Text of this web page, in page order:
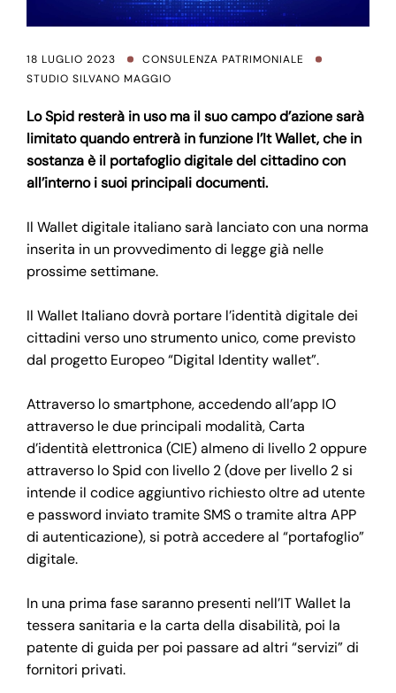
18 LUGLIO 2023
CONSULENZA PATRIMONIALE
STUDIO SILVANO MAGGIO
Lo Spid resterà in uso ma il suo campo d’azione sarà
limitato quando entrerà in funzione l’It Wallet, che in
sostanza è il portafoglio digitale del cittadino con
all’interno i suoi principali documenti.
Il Wallet digitale italiano sarà lanciato con una norma
inserita in un provvedimento di legge già nelle
prossime settimane.
Il Wallet Italiano dovrà portare l’identità digitale dei
cittadini verso uno strumento unico, come previsto
dal progetto Europeo “Digital Identity wallet”.
Attraverso lo smartphone, accedendo all’app IO
attraverso le due principali modalità, Carta
d’identità elettronica (CIE) almeno di livello 2 oppure
attraverso lo Spid con livello 2 (dove per livello 2 si
intende il codice aggiuntivo richiesto oltre ad utente
e password inviato tramite SMS o tramite altra APP
di autenticazione), si potrà accedere al “portafoglio”
digitale.
In una prima fase saranno presenti nell’IT Wallet la
tessera sanitaria e la carta della disabilità, poi la
patente di guida per poi passare ad altri “servizi” di
fornitori privati.